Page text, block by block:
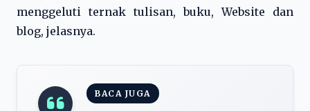
menggeluti ternak tulisan, buku, Website dan
blog, jelasnya.
BACA JUGA